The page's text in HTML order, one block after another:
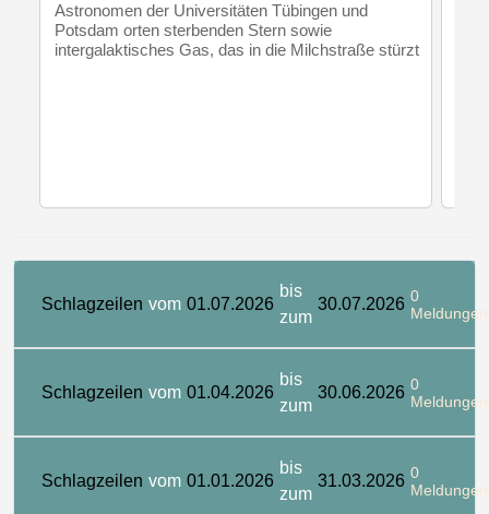
Astronomen der Universitäten Tübingen und
Potsdam orten sterbenden Stern sowie
intergalaktisches Gas, das in die Milchstraße stürzt
Schlagzeilen vom 01.07.2026
bis
zum
30.07.2026 0
Meldungen
Schlagzeilen vom 01.04.2026
bis
zum
30.06.2026 0
Meldungen
Schlagzeilen vom 01.01.2026
bis
zum
31.03.2026 0
Meldungen